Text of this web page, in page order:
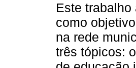
Este
como
na rede
três tópicos: